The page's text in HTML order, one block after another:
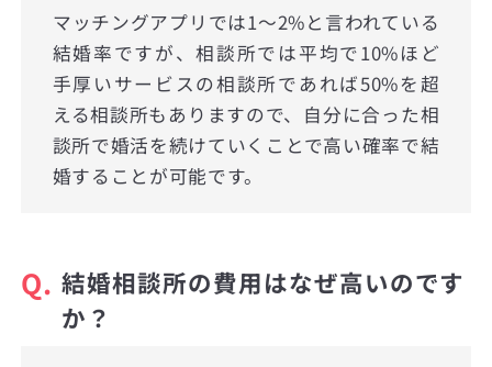
マッチングアプリでは1〜2%と言われている
結婚率ですが、相談所では平均で10%ほど
手厚いサービスの相談所であれば50%を超
える相談所もありますので、自分に合った相
談所で婚活を続けていくことで高い確率で結
婚することが可能です。
Q. 結婚相談所の費用はなぜ高いのです
か？